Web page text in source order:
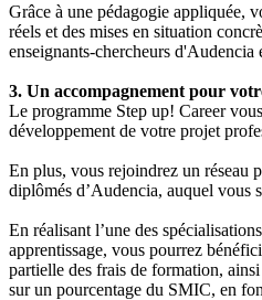
Grâce à une pédagogie appliquée,
réels et des mises en situation
enseignants-chercheurs d'Audencia
3. Un accompagnement pour
Le programme Step up! Career
développement de votre projet
En plus, vous rejoindrez un réseau
diplômés d’Audencia, auquel vous
En réalisant l’une des
apprentissage, vous pourrez
partielle des frais de formation,
sur un pourcentage du SMIC, en